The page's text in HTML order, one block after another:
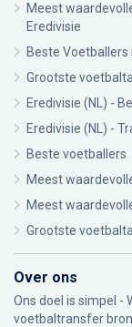
Meest
Eredivisie
Beste Voetballers
Grootste
Eredivisie (NL) -
Eredivisie (NL) -
Beste voetballers
Meest
Meest
Grootste
Over ons
Ons doel is simpel -
voetbaltransfer